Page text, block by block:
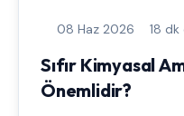
08 Haz 2026 18
Sıfır Kimyasal
Önemlidir?